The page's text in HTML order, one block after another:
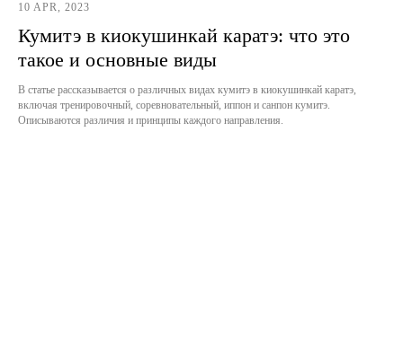
10 APR, 2023
Кумитэ в киокушинкай каратэ: что это
такое и основные виды
В статье рассказывается о различных видах кумитэ в киокушинкай каратэ,
включая тренировочный, соревновательный, иппон и санпон кумитэ.
Описываются различия и принципы каждого направления.